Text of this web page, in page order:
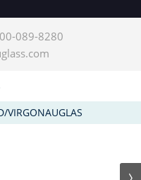
089-8280
VIRGONAUGLAS